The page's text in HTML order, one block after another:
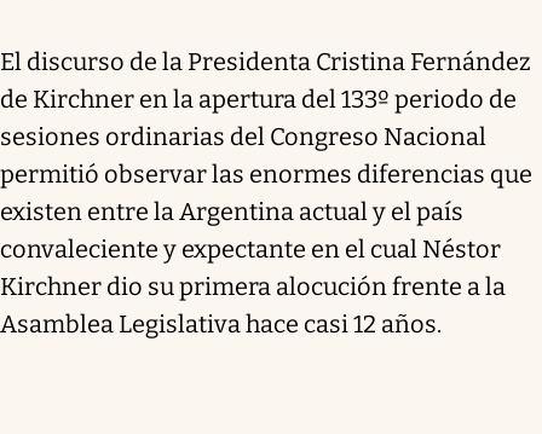
El discurso de la Presidenta Cristina Fernández
de Kirchner en la apertura del 133º periodo de
sesiones ordinarias del Congreso Nacional
permitió observar las enormes diferencias que
existen entre la Argentina actual y el país
convaleciente y expectante en el cual Néstor
Kirchner dio su primera alocución frente a la
Asamblea Legislativa hace casi 12 años.